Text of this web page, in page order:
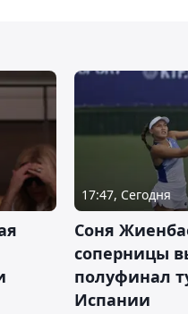
17:47, Сегодня
Соня
соперницы
полуфинал
Испании